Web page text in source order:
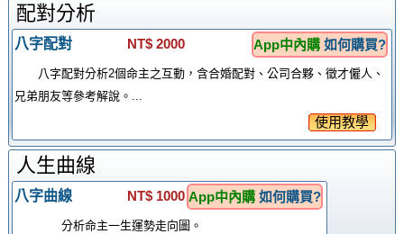
配對分析
八字配對 NT$ 2000 App中內購 如何購買?
八字配對分析2個命主之互動，含合婚配對、公司合夥、徵才僱人、
兄弟朋友等參考解說。...
使用教學
人生曲線
八字曲線 NT$ 1000 App中內購 如何購買?
分析命主一生運勢走向圖。